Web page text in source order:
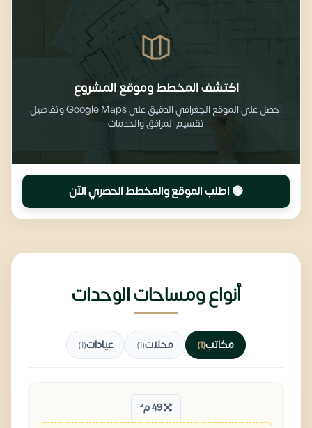
اكتشف المخطط وموقع المشروع
احصل على الموقع الجغرافي الدقيق على Google Maps وتفاصيل
تقسيم المرافق والخدمات
🟢 اطلب الموقع والمخطط الحصري الآن
أنواع ومساحات الوحدات
مكاتب(1) محلات(1) عيادات(1)
49 م²